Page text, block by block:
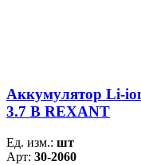
Аккумулятор Li-
3.7 В REXANT
Ед. изм.: шт
Арт: 30-2060